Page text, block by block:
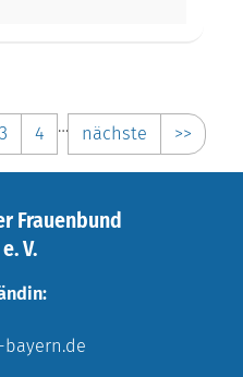
3 4 … nächste >>
Frauenbund
V.